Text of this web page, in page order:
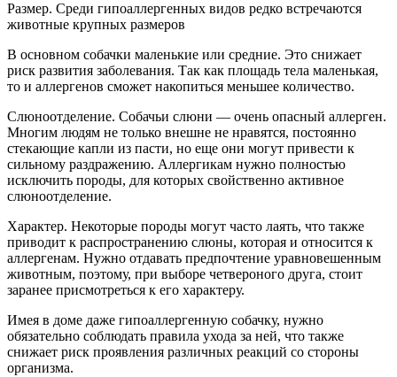
Размер. Среди гипоаллергенных видов редко встречаются
животные крупных размеров
В основном собачки маленькие или средние. Это снижает
риск развития заболевания. Так как площадь тела маленькая,
то и аллергенов сможет накопиться меньшее количество.
Слюноотделение. Собачьи слюни — очень опасный аллерген.
Многим людям не только внешне не нравятся, постоянно
стекающие капли из пасти, но еще они могут привести к
сильному раздражению. Аллергикам нужно полностью
исключить породы, для которых свойственно активное
слюноотделение.
Характер. Некоторые породы могут часто лаять, что также
приводит к распространению слюны, которая и относится к
аллергенам. Нужно отдавать предпочтение уравновешенным
животным, поэтому, при выборе четвероного друга, стоит
заранее присмотреться к его характеру.
Имея в доме даже гипоаллергенную собачку, нужно
обязательно соблюдать правила ухода за ней, что также
снижает риск проявления различных реакций со стороны
организма.